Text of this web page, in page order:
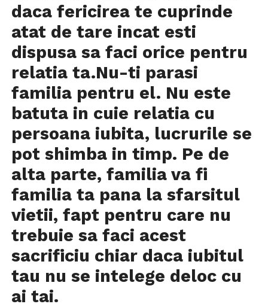
daca fericirea te cuprinde
atat de tare incat esti
dispusa sa faci orice pentru
relatia ta.Nu-ti parasi
familia pentru el. Nu este
batuta in cuie relatia cu
persoana iubita, lucrurile se
pot shimba in timp. Pe de
alta parte, familia va fi
familia ta pana la sfarsitul
vietii, fapt pentru care nu
trebuie sa faci acest
sacrificiu chiar daca iubitul
tau nu se intelege deloc cu
ai tai.